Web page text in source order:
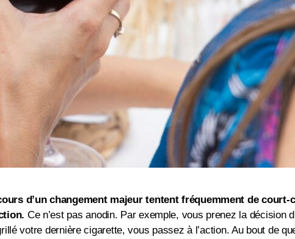
d’un changement majeur tentent fréquemment de
Ce n’est pas anodin. Par exemple, vous prenez la décision
votre dernière cigarette, vous passez à l’action. Au bout de